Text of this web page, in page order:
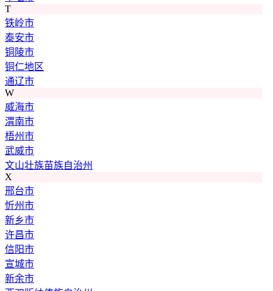
T
铁岭市
泰安市
铜陵市
铜仁地区
通辽市
W
威海市
渭南市
梧州市
武威市
文山壮族苗族自治州
X
邢台市
忻州市
新乡市
许昌市
信阳市
宣城市
新余市